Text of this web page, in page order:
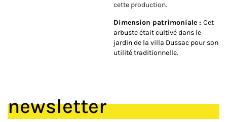
cette production.
Dimension patrimoniale : Cet
arbuste était cultivé dans le
jardin de la villa Dussac pour son
utilité traditionnelle.
newsletter